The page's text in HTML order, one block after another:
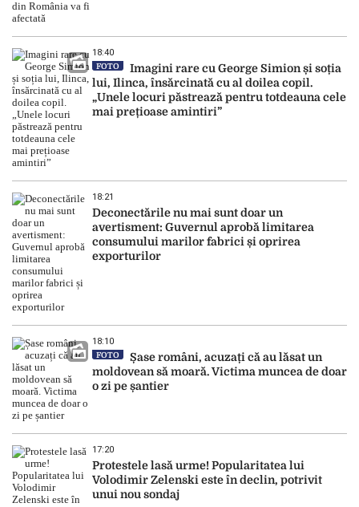
18:40
FOTO
Imagini rare cu George Simion și soția
lui, Ilinca, însărcinată cu al doilea copil.
„Unele locuri păstrează pentru totdeauna cele
mai prețioase amintiri”
18:21
Deconectările nu mai sunt doar un
avertisment: Guvernul aprobă limitarea
consumului marilor fabrici și oprirea
exporturilor
18:10
FOTO
Șase români, acuzați că au lăsat un
moldovean să moară. Victima muncea de doar
o zi pe șantier
17:20
Protestele lasă urme! Popularitatea lui
Volodimir Zelenski este în declin, potrivit
unui nou sondaj